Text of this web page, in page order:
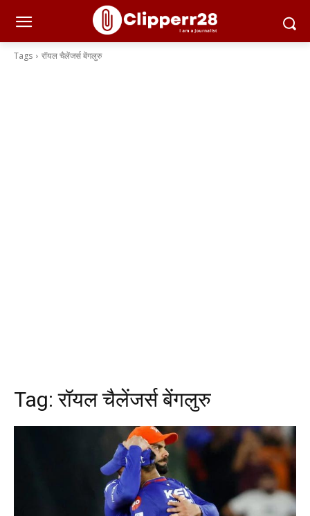
Tags रॉयल चैलेंजर्स बेंगलुरु
Tag:रॉयल चैलेंजर्स बेंगलुरु